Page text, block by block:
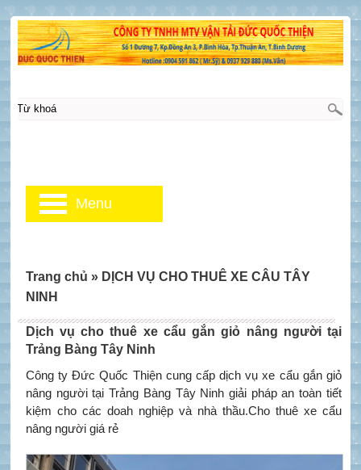
Dịch vụ cho thuê xe cẩu gắn giỏ nâng người tại
Trảng Bàng Tây Ninh
Công ty Đức Quốc Thiện cung cấp dịch vụ xe cẩu gắn giỏ
nâng người tại Trảng Bàng Tây Ninh giải pháp an toàn tiết
kiệm cho các doah nghiệp và nhà thầu.Cho thuê xe cẩu
nâng người giá rẻ
Trang chủ » DỊCH VỤ CHO THUÊ XE CÂU TÂY
NINH
Menu